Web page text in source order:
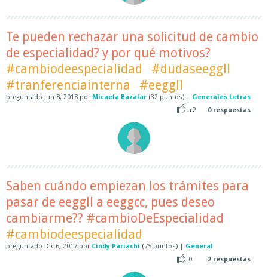
Te pueden rechazar una solicitud de cambio
de especialidad? y por qué motivos?
#cambiodeespecialidad
#dudaseeggll
#tranferenciainterna
#eeggll
preguntado Jun 8, 2018 por Micaela Bazalar (32 puntos) | Generales Letras
+2
0respuestas
Saben cuándo empiezan los trámites para
pasar de eeggll a eeggcc, pues deseo
cambiarme?? #cambioDeEspecialidad
#cambiodeespecialidad
preguntado Dic 6, 2017 por Cindy Pariachi (75 puntos) | General
0
2 respuestas